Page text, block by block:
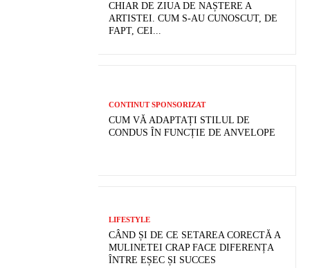
CHIAR DE ZIUA DE NAȘTERE A
ARTISTEI. CUM S-AU CUNOSCUT, DE
FAPT, CEI...
CONTINUT SPONSORIZAT
CUM VĂ ADAPTAȚI STILUL DE
CONDUS ÎN FUNCȚIE DE ANVELOPE
LIFESTYLE
CÂND ȘI DE CE SETAREA CORECTĂ A
MULINETEI CRAP FACE DIFERENȚA
ÎNTRE EȘEC ȘI SUCCES